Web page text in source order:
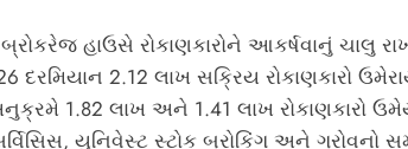
હાઉસે રોકાણકારોને આકર્ષવાનું ચાલુ
દરમિયાન 2.12 લાખ સક્રિય રોકાણકારો
1.82 લાખ અને 1.41 લાખ રોકાણકારો
યુનિવેસ્ટ સ્ટોક બ્રોકિંગ અને ગ્રોવનો